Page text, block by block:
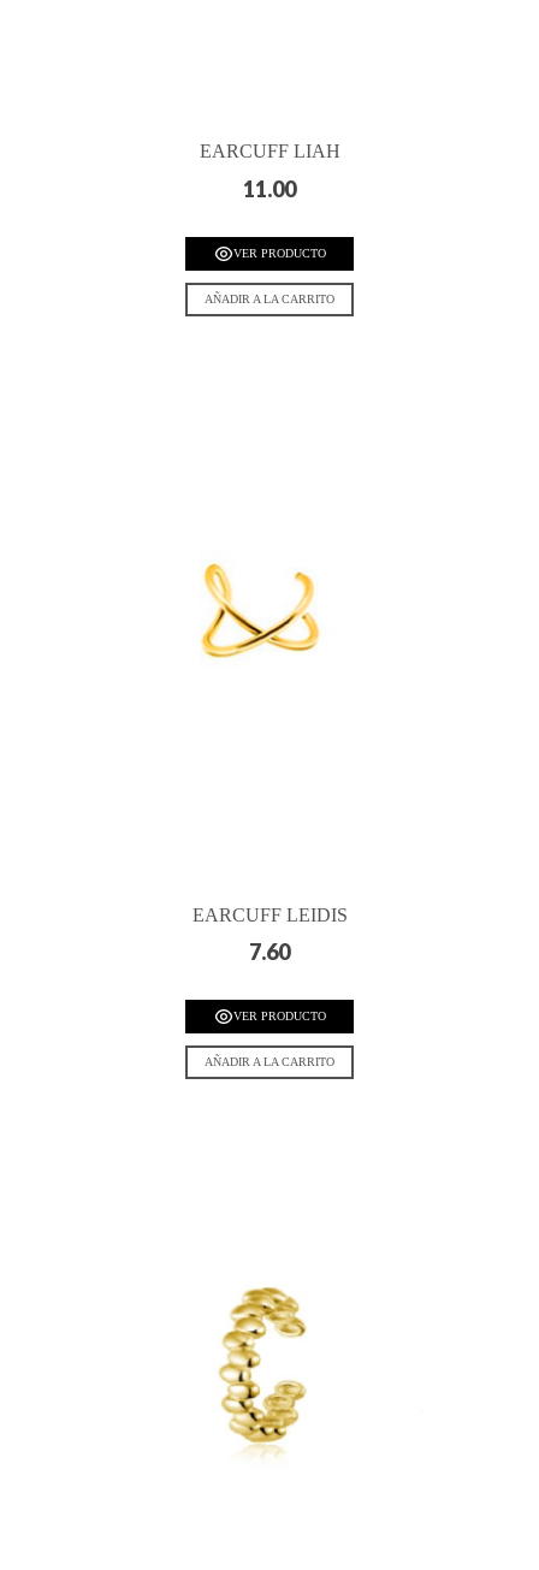
EARCUFF LIAH
11.00
VER PRODUCTO
AÑADIR A LA CARRITO
EARCUFF LEIDIS
7.60
VER PRODUCTO
AÑADIR A LA CARRITO